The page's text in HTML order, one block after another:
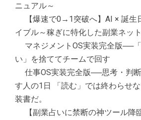
ニュアル～
【爆速で0→1突破へ】AI × 誕生
イブル～稼ぎに特化した副業ネッ
マネジメントOS実装完全版──
い」を捨ててチームで回す
仕事OS実装完全版──思考・判
す人の1日 「読む」では終わらせ
装書だ。
【副業占いに禁断の神ツール降